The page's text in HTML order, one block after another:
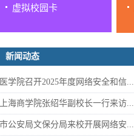
虚拟校园卡
新闻动态
医学院召开2025年度网络安全和信...
上海商学院张绍华副校长一行来访...
市公安局文保分局来校开展网络安...